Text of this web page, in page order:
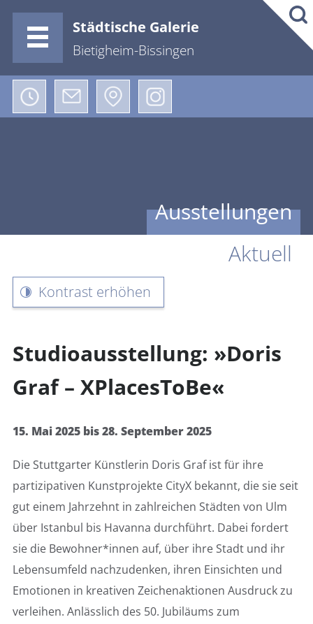
Städtische Galerie
Bietigheim-Bissingen
Ausstellungen
Aktuell
Kontrast erhöhen
Studioausstellung: »Doris
Graf – XPlacesToBe«
15. Mai 2025 bis 28. September 2025
Die Stuttgarter Künstlerin Doris Graf ist für ihre
partizipativen Kunstprojekte CityX bekannt, die sie seit
gut einem Jahrzehnt in zahlreichen Städten von Ulm
über Istanbul bis Havanna durchführt. Dabei fordert
sie die Bewohner*innen auf, über ihre Stadt und ihr
Lebensumfeld nachzudenken, ihren Einsichten und
Emotionen in kreativen Zeichenaktionen Ausdruck zu
verleihen. Anlässlich des 50. Jubiläums zum